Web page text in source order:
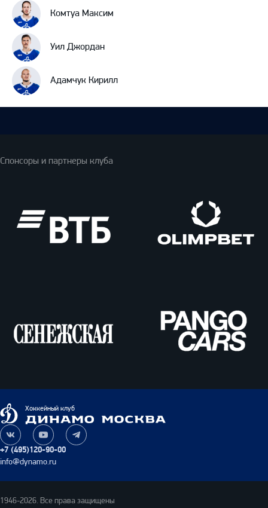
Комтуа Максим
Уил Джордан
Адамчук Кирилл
Спонсоры и партнеры клуба
Cars
Динамо
Москва
Хоккейный клуб
+7 (495)120-90-00
info@dynamo.ru
Наша
группа
ВКонтакте
Наш
канал
на
Наш
канал
1946-2026. Все права защищены